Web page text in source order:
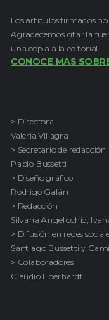
Los artículos firmados
Agradecemos citar la
una copia a la editorial.
CONOCE MAS
> Directora
Valeria Villagra
> Secretario de redacción
Pablo Bussetti
> Diseño gráfico
Rodrigo Galán
> Redacción
Silvana Angelicchio,
> Difusión en redes
Santiago Bussetti y
> Colaboradores
Claudio Eberhardt